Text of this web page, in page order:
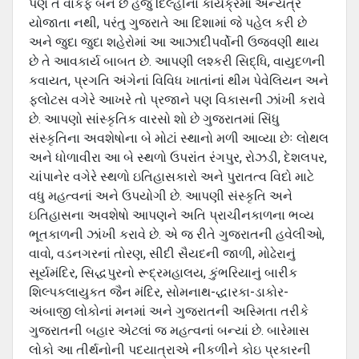
પણ તે વાકેફ બને છે હજુ દિલ્હીના કાર્યક્રમો અન્યત્ર
યોજાતા નથી, પરંતુ ગુજરાતે આ દિશામાં જે પહેલ કરી છે
અને જુદા જુદા શહેરોમાં આ આઝાદીપર્વોની ઉજવણી થાય
છે તે આવકાર્ય બાબત છે. આપણી લશ્કરી સિદ્ધિ, વાયુદળની
કવાયત, પ્રગતિ અંગેનાં વિવિધ ખાતાંનાં થીમ પેવેલિયન અને
ફલોટસ વગેરે આખરે તો પ્રજાને પણ વિકાસની ઝાંખી કરાવે
છે. આપણો સાંસ્કૃતિક વારસો શો છે ગુજરાતમાં સિંધુ
સંસ્કૃતિના અવશેષોના બે મોટાં સ્થાનો મળી આવ્યા છેઃ લોથલ
અને ધોળાવીરા આ બે સ્થળો ઉપરાંત રંગપુર, રોઝડી, દેશલપર,
ચાંપાનેર વગેરે સ્થળો ઇતિહાસકારો અને પુરાતત્વ વિદો માટે
વધુ મહત્વનાં અને ઉપયોગી છે. આપણી સંસ્કૃતિ અને
ઇતિહાસના અવશેષો આપણને અતિ પ્રાચીનકાળના ભવ્ય
ભૂતકાળની ઝાંખી કરાવે છે. એ જ રીતે ગુજરાતની હવેલીઓ,
વાવો, વડનગરનાં તોરણ, સીદી સૈયદની જાળી, મોઢેરાનું
સૂર્યમંદિર, સિદ્ધપુરનો રૂદ્રમહાલય, કુંભરિયાનું બારીક
શિલ્પકલાયુકત જૈન મંદિર, સોમનાથ-દ્ધારકા-ડાકોર-
અંબાજી લોકોનાં મનમાં અને ગુજરાતની અસ્મિતા તરીકે
ગુજરાતની બહાર એટલાં જ મહત્વનાં બન્યાં છે. બારેમાસ
લોકો આ તીર્થનોની પદયાત્રાએ નીકળીને કોઇ પ્રકારની